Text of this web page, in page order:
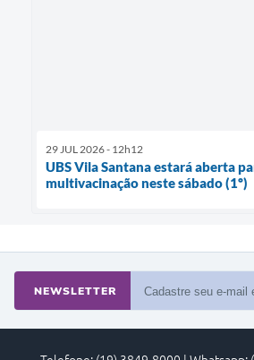
29 JUL 2026 - 12h12
UBS Vila Santana estará aberta
multivacinação neste sábado (1º)
NEWSLETTER